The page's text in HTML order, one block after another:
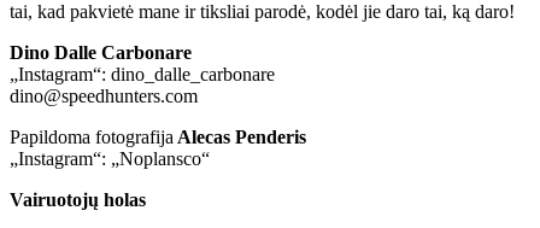
tai, kad pakvietė mane ir tiksliai parodė, kodėl jie daro tai, ką daro!
Dino Dalle Carbonare
„Instagram“: dino_dalle_carbonare
dino@speedhunters.com
Papildoma fotografija Alecas Penderis
„Instagram“: „Noplansco“
Vairuotojų holas